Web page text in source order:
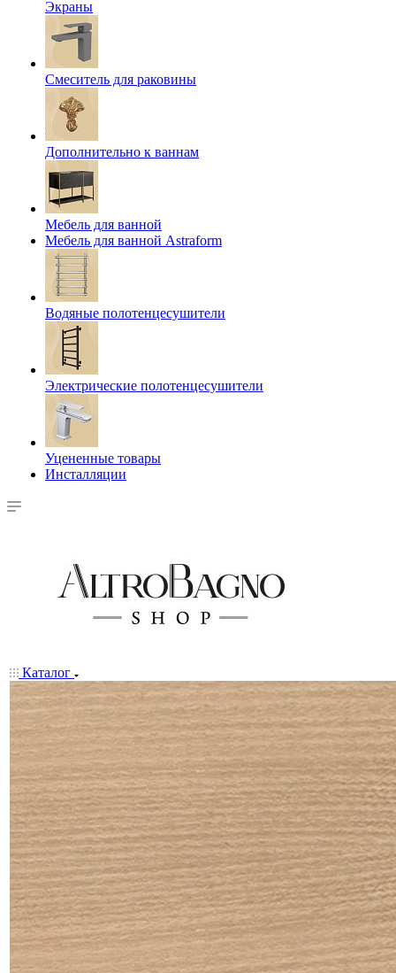
Экраны
Смеситель для раковины
Дополнительно к ваннам
Мебель для ванной
Мебель для ванной Astraform
Водяные полотенцесушители
Электрические полотенцесушители
Уцененные товары
Инсталляции
Каталог